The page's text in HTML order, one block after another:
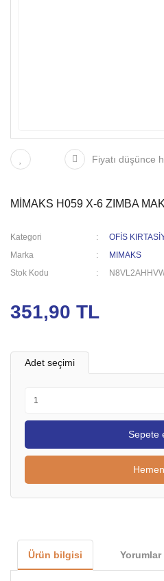
Fiyatı düşünce
MİMAKS H059 X-6 ZIMBA
Kategori OFİS
Marka
MIMAKS
Stok Kodu
351,90 TL
Adet seçimi
Sepete
Ürün bilgisi Yorumlar